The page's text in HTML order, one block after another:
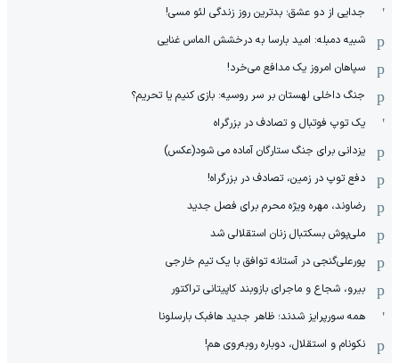
جدایی از دو عشق؛ بدترین روز زندگی لئو مسی!
شبیه دمبله: امید بارسا به درخشش الماس غنایی
سپاهان امروز یک مدافع می‌خرد!
جنگ داخلی لهستان بر سر روسیه: بازی کنیم یا تحریم؟
یک توپ فوتبال و تصادف در بزرگراه
یزدانی برای جنگ ستارگان آماده می شود(عکس)
دفع توپ در زمین، تصادف در بزرگراه!
رضاوند، مهره ویژه محرم برای فصل جدید
ملی‌پوش بسکتبال زنان استقلالی شد
پورعلی‌گنجی در آستانه توافق با یک تیم خارجی
بیرو، شجاع و ماجرای بازوبند کاپیتانی تراکتور
همه سورپرایز شدند؛ ظاهر جدید هافبک بارسلونا
نکونام و استقلال، دوباره روبه‌روی هم!